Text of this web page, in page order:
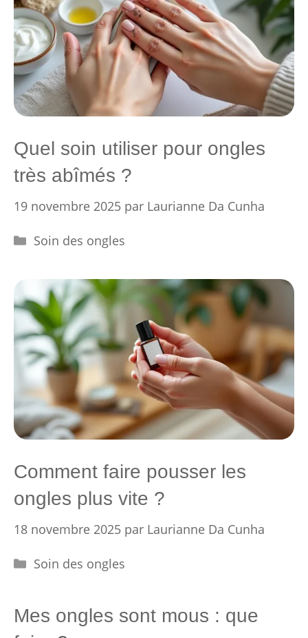
Quel soin utiliser pour ongles
très abîmés ?
19 novembre 2025 par Laurianne Da Cunha
Catégories
Soin des ongles
Comment faire pousser les
ongles plus vite ?
18 novembre 2025 par Laurianne Da Cunha
Catégories
Soin des ongles
Mes ongles sont mous : que